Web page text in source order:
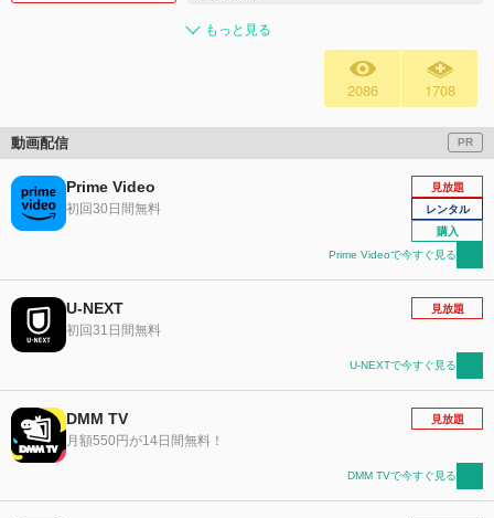
もっと見る
2086 1708
動画配信 PR
Prime Video
初回30日間無料
見放題
レンタル
購入
Prime Videoで今すぐ見る
U-NEXT
初回31日間無料
見放題
U-NEXTで今すぐ見る
DMM TV
月額550円が14日間無料！
見放題
DMM TVで今すぐ見る